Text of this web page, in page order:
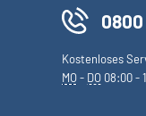
Kostenloses
MO- DO 08:00 -